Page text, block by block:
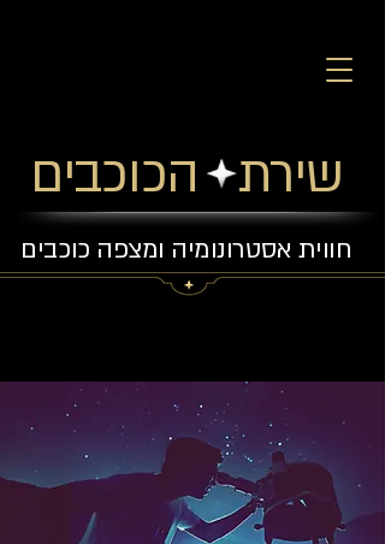
שירת הכוכבים
חווית אסטרונומיה ומצפה כוכבים